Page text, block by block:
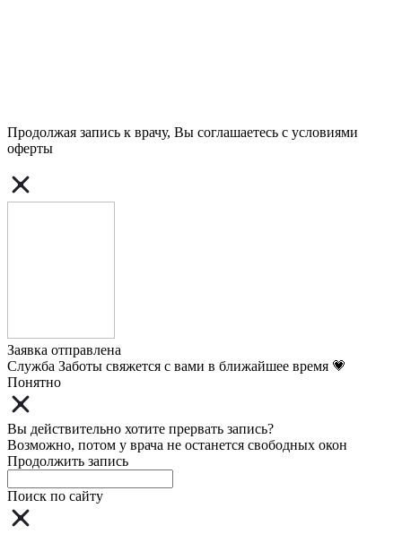
Продолжая запись к врачу, Вы соглашаетесь с условиями
оферты
Заявка отправлена
Служба Заботы свяжется с вами в ближайшее время 💗
Понятно
Вы действительно хотите прервать запись?
Возможно, потом у врача не останется свободных окон
Продолжить запись
Поиск по сайту